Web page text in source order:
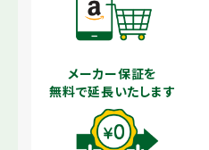
メーカー保証を
無料で延長いたします